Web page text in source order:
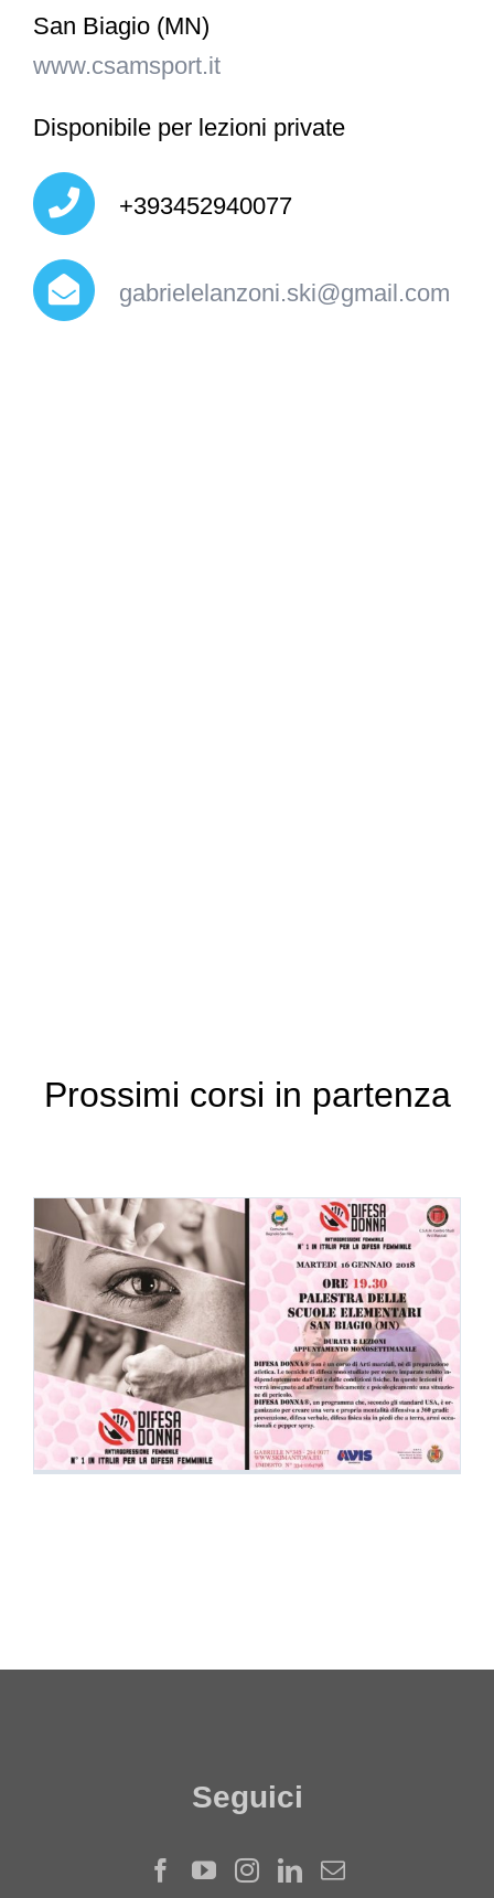
San Biagio (MN)
www.csamsport.it
Disponibile per lezioni private
+393452940077
gabrielelanzoni.ski@gmail.com
Prossimi corsi in partenza
Seguici